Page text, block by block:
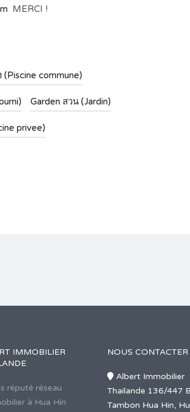
MERCI !
(Piscine commune)
Garden สวน (Jardin)
privee)
IMMOBILIER
réputé réseau
à Hua Hin
NOUS CONTACTER
Albert Immobilier
Thailande 136/447
Tambon Hua Hin,